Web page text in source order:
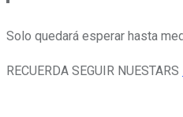
Solo quedará esperar hasta
RECUERDA SEGUIR NUESTARS